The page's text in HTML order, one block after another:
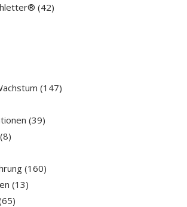
(42)
(147)
(39)
(160)
(13)